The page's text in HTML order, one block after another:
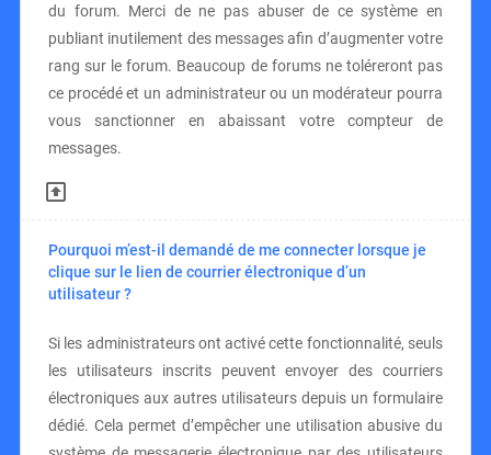
du forum. Merci de ne pas abuser de ce système en
publiant inutilement des messages afin d’augmenter votre
rang sur le forum. Beaucoup de forums ne toléreront pas
ce procédé et un administrateur ou un modérateur pourra
vous sanctionner en abaissant votre compteur de
messages.
Pourquoi m’est-il demandé de me connecter lorsque je
clique sur le lien de courrier électronique d’un
utilisateur ?
Si les administrateurs ont activé cette fonctionnalité, seuls
les utilisateurs inscrits peuvent envoyer des courriers
électroniques aux autres utilisateurs depuis un formulaire
dédié. Cela permet d’empêcher une utilisation abusive du